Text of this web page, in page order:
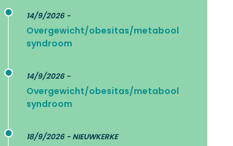
14/9/2026 -
Overgewicht/obesitas/metabool
syndroom
14/9/2026 -
Overgewicht/obesitas/metabool
syndroom
18/9/2026 - NIEUWKERKE